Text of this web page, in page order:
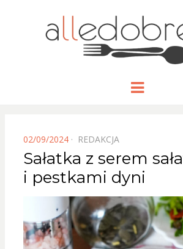
opisanymi
Menu
POSTED
ON
02/09/2024 REDAKCJA
Sałatka z serem
i pestkami dyni